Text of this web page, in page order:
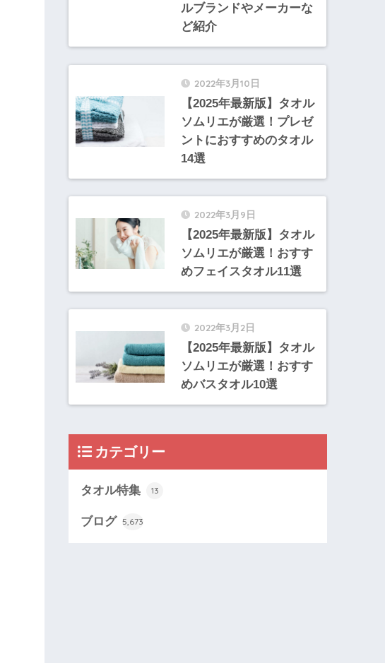
ルブランドやメーカーな
ど紹介
2022年3月10日
【2025年最新版】タオル
ソムリエが厳選！プレゼ
ントにおすすめのタオル
14選
2022年3月9日
【2025年最新版】タオル
ソムリエが厳選！おすす
めフェイスタオル11選
2022年3月2日
【2025年最新版】タオル
ソムリエが厳選！おすす
めバスタオル10選
カテゴリー
タオル特集 13
ブログ 5,673